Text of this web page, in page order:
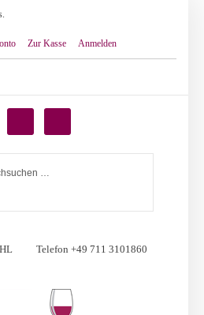
Zur Kasse Anmelden
Telefon +49 711 3101860